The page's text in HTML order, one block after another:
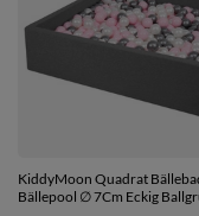
KiddyMoon Quadrat
Bällepool ∅ 7Cm Eckig